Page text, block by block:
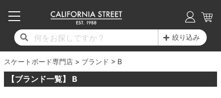
絞り込み
スケートボード専門店 ブランド B
【ブランド一覧】 B
17時までのご注文は当日発送！
11,000円以上で送料無料！
毎月1日はポイント5倍！10日と20日は3倍！
コンプリートセット（完成品）
17時までのご注文は当日発送！
11,000円以上で送料無料！
毎月1日はポイント5倍！10日と20日は3倍！
デッキ新着一覧
子供用デッキ
7.0inch以下
7.2inch
17時までのご注文は当日発送！
11,000円以上で送料無料！
毎月1日はポイント5倍！10日と20日は3倍！
トラック新着一覧
7.0inch以下
7.2inch
7.3inch
17時までのご注文は当日発送！
11,000円以上で送料無料！
毎月1日はポイント5倍！10日と20日は3倍！
ウィール新着一覧
50mm
51mm
52mm
17時までのご注文は当日発送！
11,000円以上で送料無料！
毎月1日はポイント5倍！10日と20日は3倍！
シューズ新着一覧
20cm
21cm
22cm
17時までのご注文は当日発送！
11,000円以上で送料無料！
毎月1日はポイント5倍！10日と20日は3倍！
Tシャツ
17時までのご注文は当日発送！
11,000円以上で送料無料！
毎月1日はポイント5倍！10日と20日は3倍！
最新ブログ一覧
17時までのご注文は当日発送！
11,000円以上で送料無料！
毎月1日はポイント5倍！10日と20日は3倍！
初心者の方へ
17時までのご注文は当日発送！
11,000円以上で送料無料！
毎月1日はポイント5倍！10日と20日は3倍！
店舗情報